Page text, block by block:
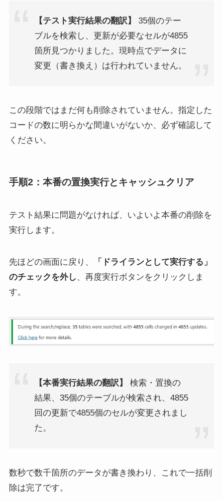
【テスト実行結果の翻訳】
35個のテー
ブルを検索し、更新が必要なセルが4855
箇所見つかりました。現時点でデータに
変更（書き換え）は行われていません。
この段階ではまだ何も削除されていません。指定した
コードの数に明らかな間違いがないか、必ず確認して
ください。
手順2：本番の置換実行とキャッシュクリア
テスト結果に問題がなければ、いよいよ本番の削除を
実行します。
先ほどの画面に戻り、
「ドライランとして実行する」
のチェックを外し 、再度実行ボタンをクリックしま
す。
【本番実行結果の翻訳】
検索・置換の
結果、35個のテーブルが検索され、4855
回の更新で4855個のセルが変更されまし
た。
数秒で数千箇所のデータが書き換わり、これで一括削
除は完了です。